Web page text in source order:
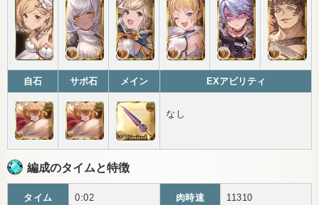
自石 サポ石 メイン EXアビリティ
なし
編成のタイムと特徴
タイム 0:02 肉時速 11310